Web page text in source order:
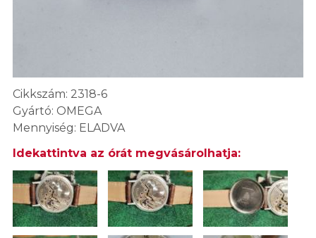
Cikkszám: 2318-6
Gyártó: OMEGA
Mennyiség: ELADVA
Idekattintva az órát megvásárolhatja: